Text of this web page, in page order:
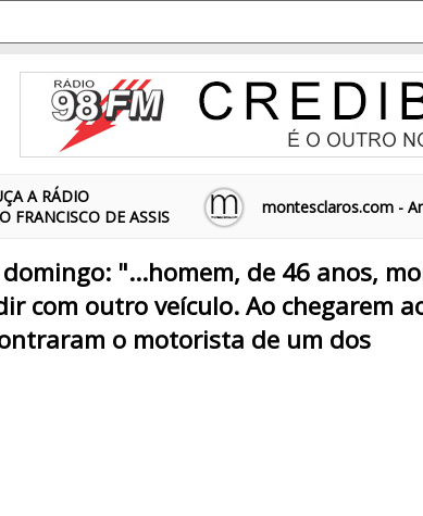
A RÁDIO
FRANCISCO DE ASSIS
montesclaros.com -
"...homem, de 46 anos,
com outro veículo. Ao chegarem
o motorista de um dos